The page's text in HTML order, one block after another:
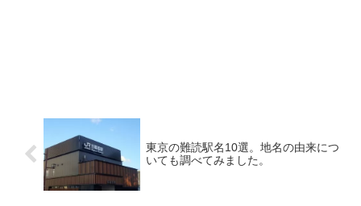
東京の難読駅名10選。地名の由来につ
いても調べてみました。